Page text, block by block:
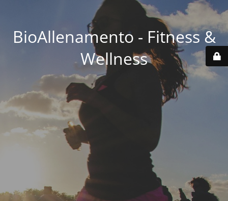
BioAllenamento - Fitness &
Wellness